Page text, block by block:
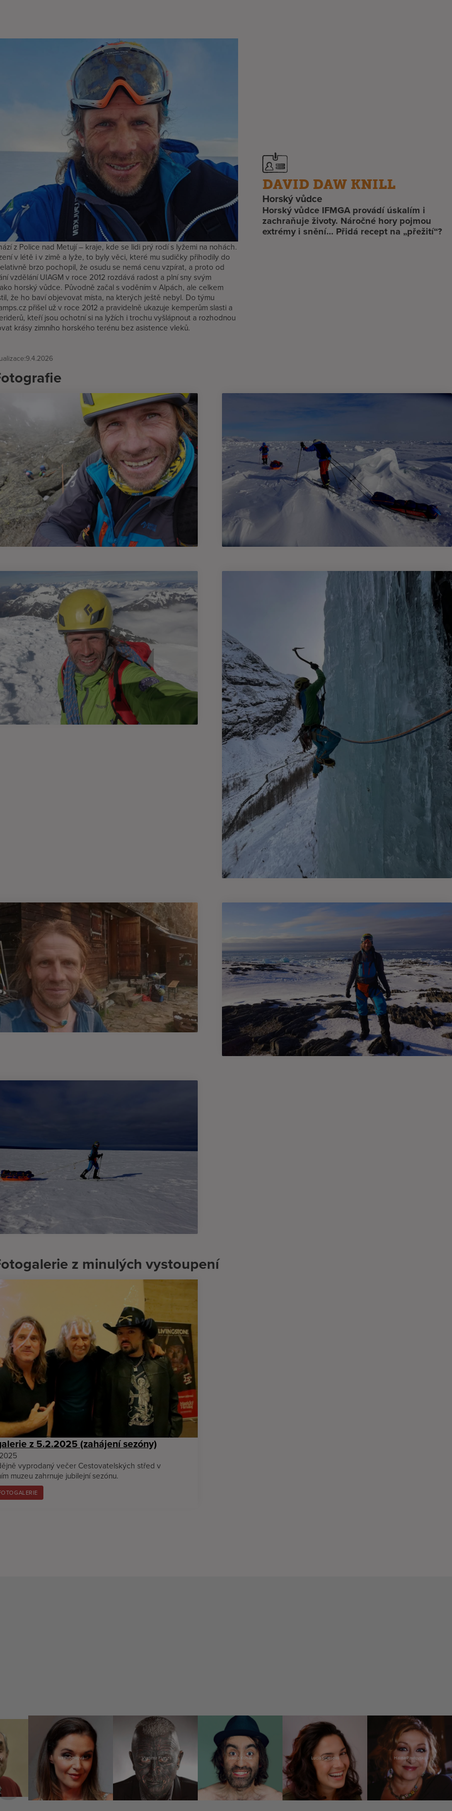
DAVID DAW KNILL
Horský vůdce
Horský vůdce IFMGA provádí úskalím i
zachraňuje životy. Náročné hory pojmou
extrémy i snění… Přidá recept na „přežití“?
z Police nad Metují – kraje, kde se lidi prý rodí s lyžemi na nohách.
v létě i v zimě a lyže, to byly věci, které mu sudičky přihodily do
brzo pochopil, že osudu se nemá cenu vzpírat, a proto od
vzdělání UIAGM v roce 2012 rozdává radost a plní sny svým
horský vůdce. Původně začal s voděním v Alpách, ale celkem
že ho baví objevovat místa, na kterých ještě nebyl. Do týmu
přišel už v roce 2012 a pravidelně ukazuje kemperům slasti a
kteří jsou ochotní si na lyžích i trochu vyšlápnout a rozhodnou
krásy zimního horského terénu bez asistence vleků.
9.4.2026
z minulých vystoupení
z 5.2.2025 (zahájení sezóny)
vyprodaný večer Cestovatelských střed v
muzeu zahrnuje jubilejní sezónu.
Iva Kubelková Vladimír Franz Jakub Kohák Lucia Siposová Halina Pawlovská